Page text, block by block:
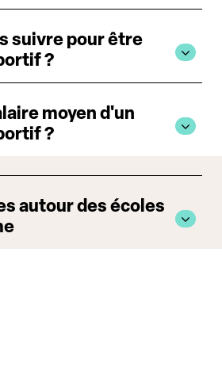
suivre pour être
?
moyen d'un
?
autour des écoles